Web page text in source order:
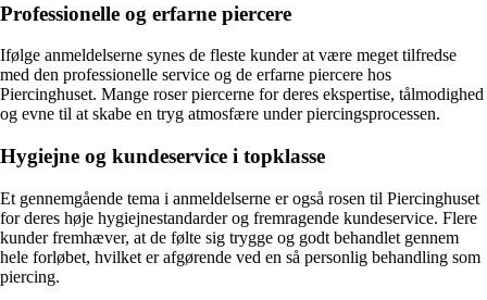
Professionelle og erfarne piercere
Ifølge anmeldelserne synes de fleste kunder at være meget tilfredse
med den professionelle service og de erfarne piercere hos
Piercinghuset. Mange roser piercerne for deres ekspertise, tålmodighed
og evne til at skabe en tryg atmosfære under piercingsprocessen.
Hygiejne og kundeservice i topklasse
Et gennemgående tema i anmeldelserne er også rosen til Piercinghuset
for deres høje hygiejnestandarder og fremragende kundeservice. Flere
kunder fremhæver, at de følte sig trygge og godt behandlet gennem
hele forløbet, hvilket er afgørende ved en så personlig behandling som
piercing.